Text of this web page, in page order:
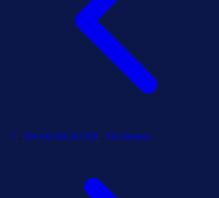
1 ... 304 305 306 307 308 ... 335 Sljedeća